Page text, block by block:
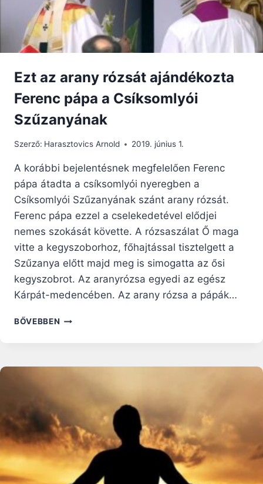
Ezt az arany rózsát ajándékozta
Ferenc pápa a Csíksomlyói
Szűzanyának
Szerző: Harasztovics Arnold 2019. június 1.
A korábbi bejelentésnek megfelelően Ferenc
pápa átadta a csíksomlyói nyeregben a
Csíksomlyói Szűzanyának szánt arany rózsát.
Ferenc pápa ezzel a cselekedetével elődjei
nemes szokását követte. A rózsaszálat Ő maga
vitte a kegyszoborhoz, főhajtással tisztelgett a
Szűzanya előtt majd meg is simogatta az ősi
kegyszobrot. Az aranyrózsa egyedi az egész
Kárpát-medencében. Az arany rózsa a pápák…
BŐVEBBEN EZT
AJÁNDÉKOZTA
A
CSÍKSOMLYÓI
SZŰZANYÁNAK